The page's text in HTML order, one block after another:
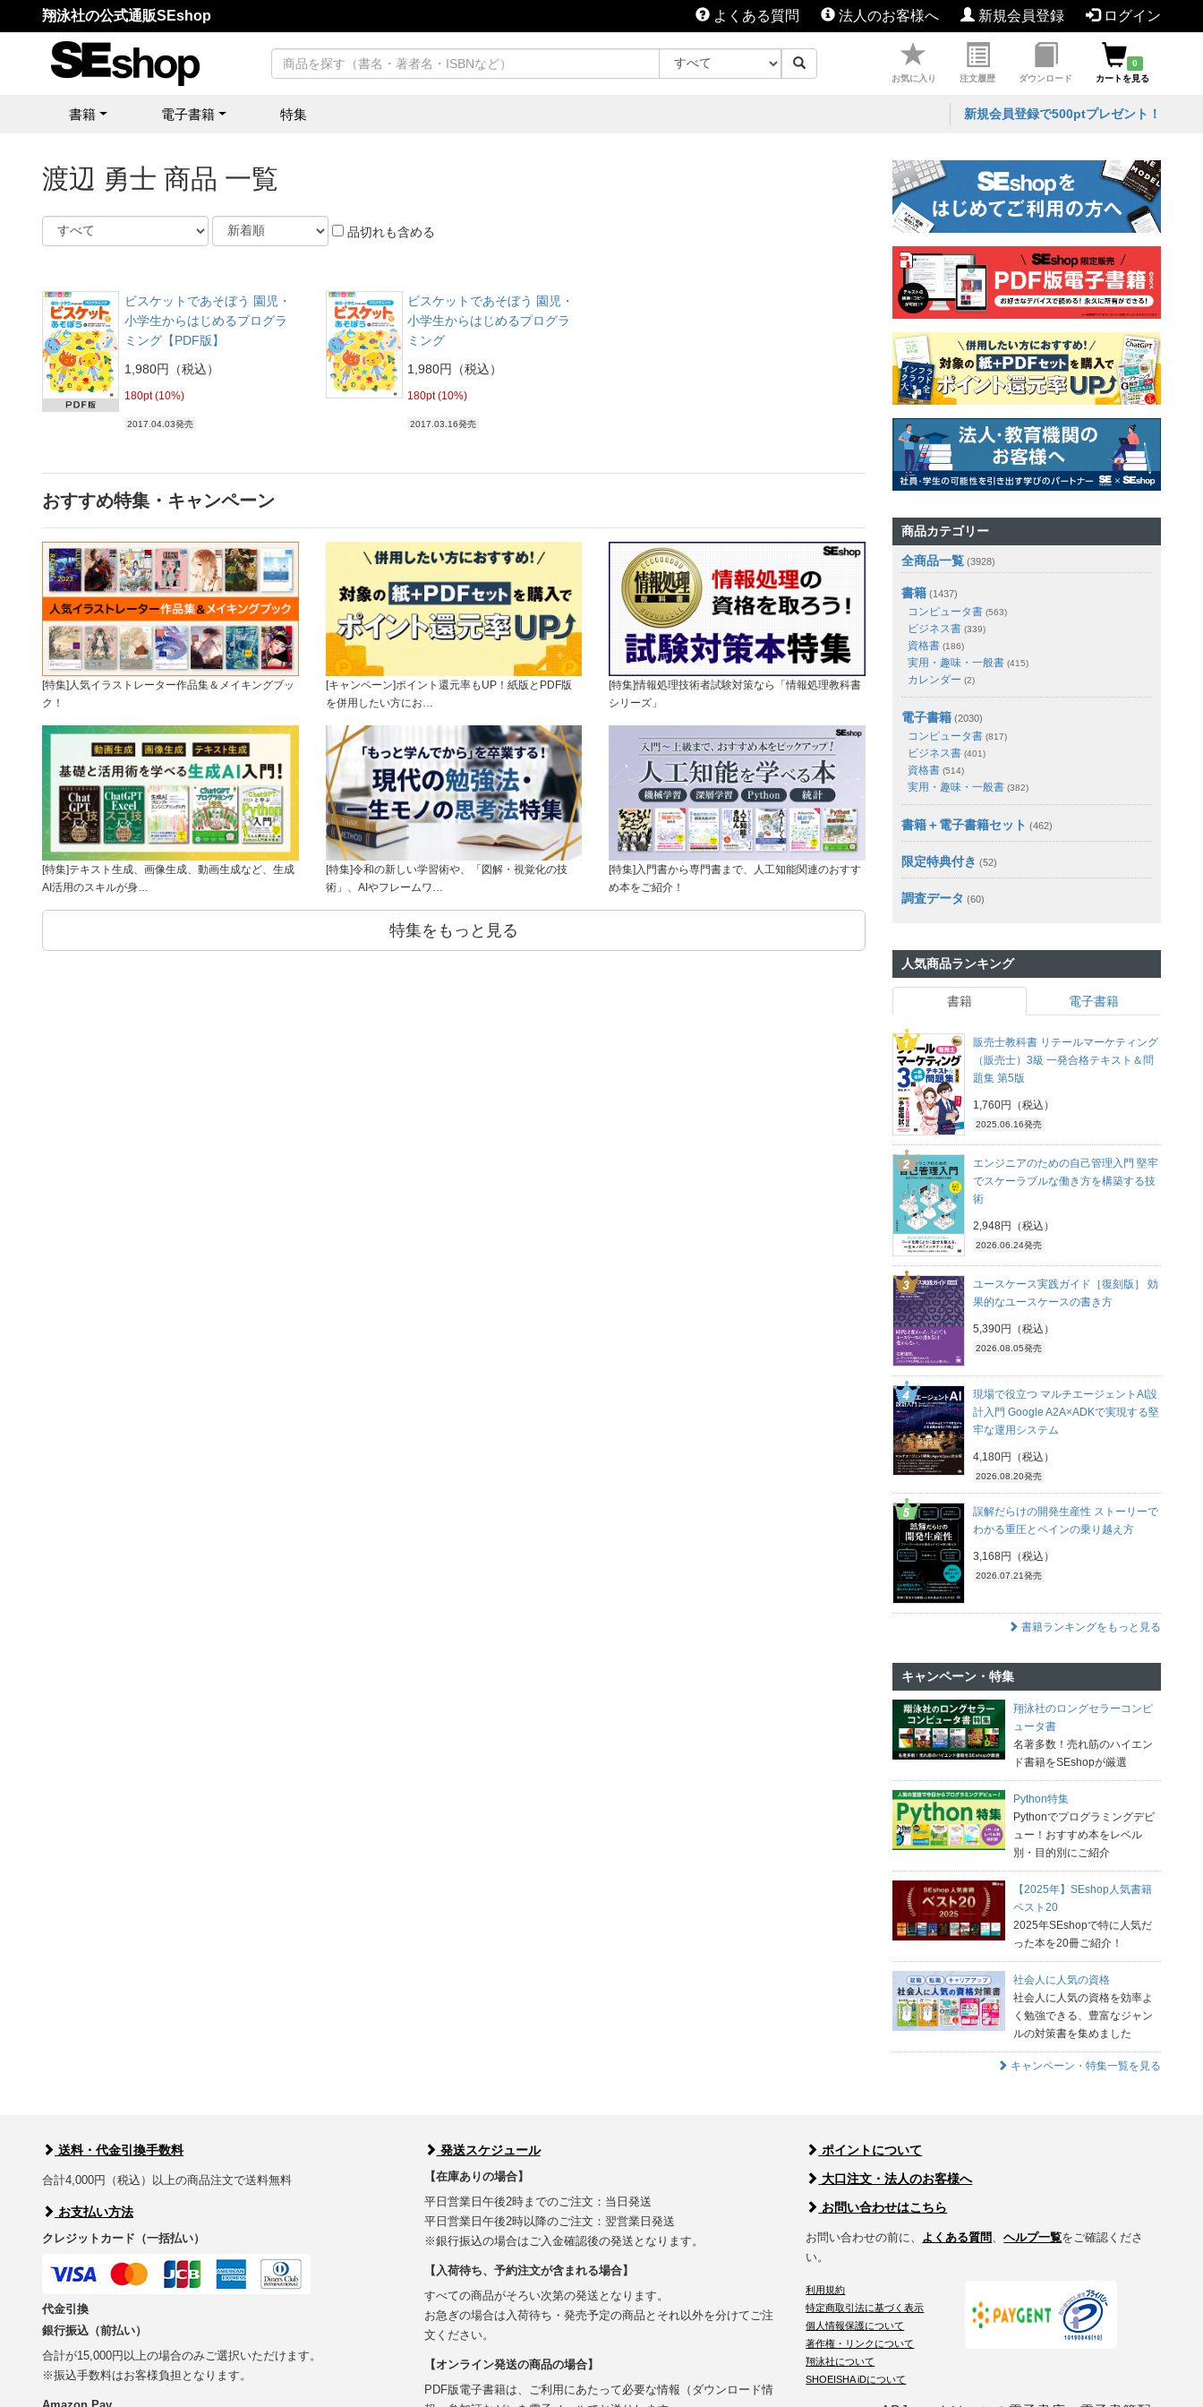
翔泳社の公式通販SEshop よくある質問 法人のお客様へ 新規会員登録 ログイン
お気に入り 注文履歴 ダウンロード
0
カートを見る
書籍 電子書籍 特集 新規会員登録で500ptプレゼント！
渡辺 勇士 商品 一覧
品切れも含める
ビスケットであそぼう 園児・
小学生からはじめるプログラ
ミング【PDF版】
1,980円（税込）
180pt (10%)
2017.04.03発売
ビスケットであそぼう 園児・
小学生からはじめるプログラ
ミング
1,980円（税込）
180pt (10%)
2017.03.16発売
おすすめ特集・キャンペーン
[特集]人気イラストレーター作品集＆メイキングブッ
ク！
[キャンペーン]ポイント還元率もUP！紙版とPDF版
を併用したい方にお…
[特集]情報処理技術者試験対策なら「情報処理教科書
シリーズ」
[特集]テキスト生成、画像生成、動画生成など、生成
AI活用のスキルが身…
[特集]令和の新しい学習術や、「図解・視覚化の技
術」、AIやフレームワ…
[特集]入門書から専門書まで、人工知能関連のおすす
め本をご紹介！
特集をもっと見る
商品カテゴリー
全商品一覧 (3928)
書籍 (1437)
コンピュータ書 (563)
ビジネス書 (339)
資格書 (186)
実用・趣味・一般書 (415)
カレンダー (2)
電子書籍 (2030)
コンピュータ書 (817)
ビジネス書 (401)
資格書 (514)
実用・趣味・一般書 (382)
書籍＋電子書籍セット (462)
限定特典付き (52)
調査データ (60)
人気商品ランキング
書籍 電子書籍
販売士教科書 リテールマーケティング
（販売士）3級 一発合格テキスト＆問
題集 第5版
1,760円（税込）
2025.06.16発売
エンジニアのための自己管理入門 堅牢
でスケーラブルな働き方を構築する技
術
2,948円（税込）
2026.06.24発売
ユースケース実践ガイド［復刻版］ 効
果的なユースケースの書き方
5,390円（税込）
2026.08.05発売
現場で役立つ マルチエージェントAI設
計入門 Google A2A×ADKで実現する堅
牢な運用システム
4,180円（税込）
2026.08.20発売
誤解だらけの開発生産性 ストーリーで
わかる重圧とペインの乗り越え方
3,168円（税込）
2026.07.21発売
書籍ランキングをもっと見る
キャンペーン・特集
翔泳社のロングセラーコンピ
ュータ書
名著多数！売れ筋のハイエン
ド書籍をSEshopが厳選
Python特集
Pythonでプログラミングデビ
ュー！おすすめ本をレベル
別・目的別にご紹介
【2025年】SEshop人気書籍
ベスト20
2025年SEshopで特に人気だ
った本を20冊ご紹介！
社会人に人気の資格
社会人に人気の資格を効率よ
く勉強できる、豊富なジャン
ルの対策書を集めました
キャンペーン・特集一覧を見る
送料・代金引換手数料
合計4,000円（税込）以上の商品注文で送料無料
お支払い方法
クレジットカード（一括払い）
代金引換
銀行振込（前払い）
合計が15,000円以上の場合のみご選択いただけます。
※振込手数料はお客様負担となります。
発送スケジュール
【在庫ありの場合】
平日営業日午後2時までのご注文：当日発送
平日営業日午後2時以降のご注文：翌営業日発送
※銀行振込の場合はご入金確認後の発送となります。
【入荷待ち、予約注文が含まれる場合】
すべての商品がそろい次第の発送となります。
お急ぎの場合は入荷待ち・発売予定の商品とそれ以外を分けてご注
文ください。
【オンライン発送の商品の場合】
PDF版電子書籍は、ご利用にあたって必要な情報（ダウンロード情
ポイントについて
大口注文・法人のお客様へ
お問い合わせはこちら
お問い合わせの前に、 よくある質問、ヘルプ一覧をご確認くださ
い。
利用規約
特定商取引法に基づく表示
個人情報保護について
著作権・リンクについて
翔泳社について
SHOEISHA iDについて